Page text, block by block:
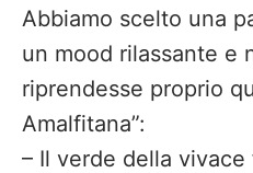
Abbiamo scelto una
un mood rilassante e
riprendesse proprio
Amalfitana”:
– Il verde della